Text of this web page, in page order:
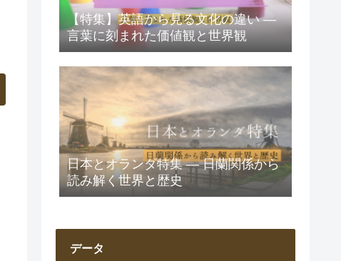
【特集】英語から見る文化の違い ―
言葉に刻まれた価値観と世界観
日本とオランダ特集 ― 日蘭関係から
読み解く世界と歴史
データ